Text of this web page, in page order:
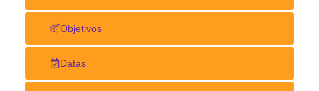
Objetivos
Datas